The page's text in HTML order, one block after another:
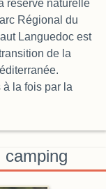
réserve naturelle
Régional du
Languedoc est
de la
à la fois par la
camping